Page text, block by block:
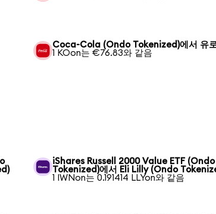
Coca-Cola (Ondo Tokenized)에서 유로
1 KOon는 €76.83와 같음
iShares Russell 2000 Value ETF (Ondo
Tokenized)에서 Eli Lilly (Ondo
1 IWNon는 0.191414 LLYon와 같음